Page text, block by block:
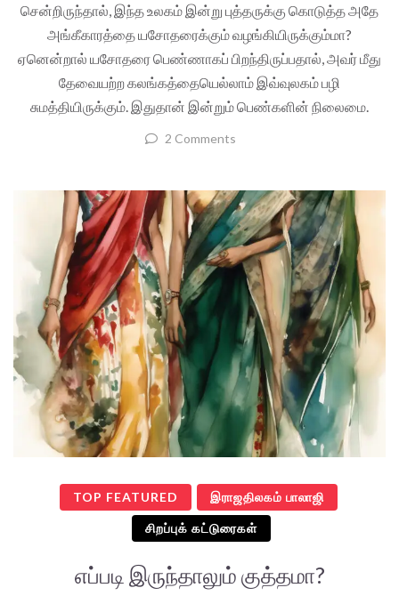
சென்றிருந்தால், இந்த உலகம் இன்று புத்தருக்கு கொடுத்த அதே
அங்கீகாரத்தை யசோதரைக்கும் வழங்கியிருக்கும்மா?
ஏனென்றால் யசோதரை பெண்ணாகப் பிறந்திருப்பதால், அவர் மீது
தேவையற்ற கலங்கத்தையெல்லாம் இவ்வுலகம் பழி
சுமத்தியிருக்கும். இதுதான் இன்றும் பெண்களின் நிலைமை.
2 Comments
TOP FEATURED இராஜதிலகம் பாலாஜி
சிறப்புக் கட்டுரைகள்
எப்படி இருந்தாலும் குத்தமா?